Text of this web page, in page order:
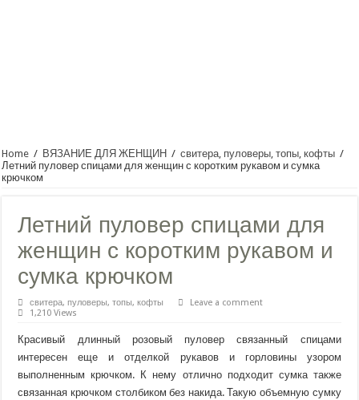
Home / ВЯЗАНИЕ ДЛЯ ЖЕНЩИН / свитера, пуловеры, топы, кофты /
Летний пуловер спицами для женщин с коротким рукавом и сумка
крючком
Летний пуловер спицами для
женщин с коротким рукавом и
сумка крючком
свитера, пуловеры, топы, кофты
Leave a comment
1,210 Views
Красивый длинный розовый пуловер связанный спицами
интересен еще и отделкой рукавов и горловины узором
выполненным крючком. К нему отлично подходит сумка также
связанная крючком столбиком без накида. Такую объемную сумку